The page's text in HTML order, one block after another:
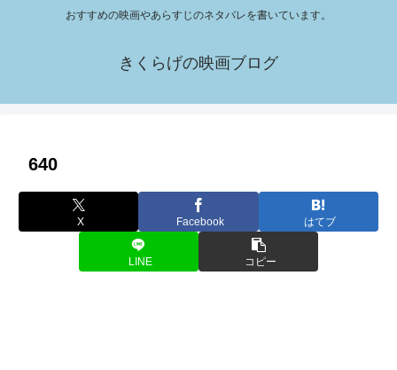
おすすめの映画やあらすじのネタバレを書いています。
きくらげの映画ブログ
640
X Facebook はてブ
LINE コピー